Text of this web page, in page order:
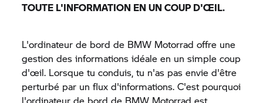
TOUTE L'INFORMATION EN UN COUP D'ŒIL.
L'ordinateur de bord de BMW Motorrad offre une
gestion des informations idéale en un simple coup
d'œil. Lorsque tu conduis, tu n'as pas envie d'être
perturbé par un flux d'informations. C'est pourquoi